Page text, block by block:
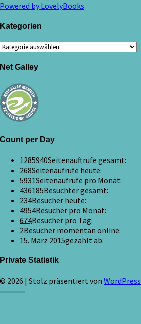
Powered by LovelyBooks
Kategorien
Kategorien
Net Galley
Count per Day
1285940Seitenauftrufe gesamt:
268Seitenaufrufe heute:
5931Seitenaufrufe pro Monat:
436185Besuchter gesamt:
234Besucher heute:
4954Besucher pro Monat:
674Besucher pro Tag:
2Besucher momentan online:
15. März 2015gezählt ab:
Private Statistik
© 2026 | Stolz präsentiert von WordPress